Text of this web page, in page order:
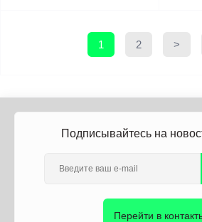
1 2 >
Подписывайтесь на
Перейти в